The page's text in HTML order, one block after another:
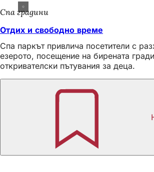
Спа градини
Отдих и свободно време
Спа паркът привлича посетители с
езерото, посещение на бирената
откривателски пътувания за деца.
Споделяне на
стъпалата